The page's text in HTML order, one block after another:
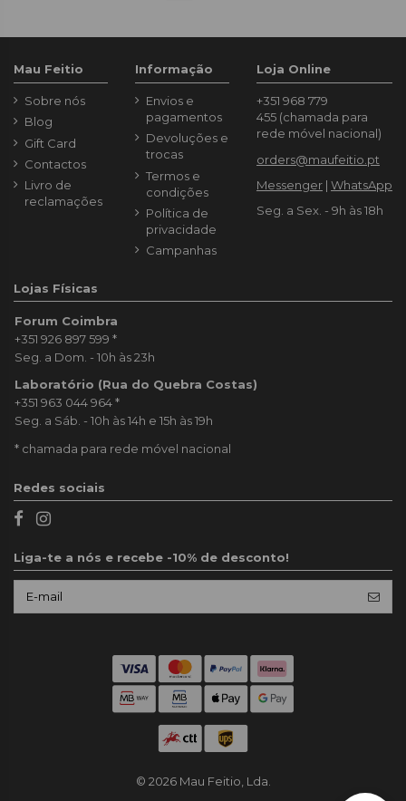
Mau Feitio
Sobre nós
Blog
Gift Card
Contactos
Livro de
reclamações
Informação
Envios e
pagamentos
Devoluções e
trocas
Termos e
condições
Política de
privacidade
Campanhas
Loja Online
+351 968 779
455 (chamada para
rede móvel nacional)
orders@maufeitio.pt
Messenger | WhatsApp
Seg. a Sex. - 9h às 18h
Lojas Físicas
Forum Coimbra
+351 926 897 599 *
Seg. a Dom. - 10h às 23h
Laboratório (Rua do Quebra Costas)
+351 963 044 964*
Seg. a Sáb. - 10h às 14h e 15h às 19h
* chamada para rede móvel nacional
Redes sociais
Liga-te a nós e recebe -10% de desconto!
© 2026 Mau Feitio, Lda.